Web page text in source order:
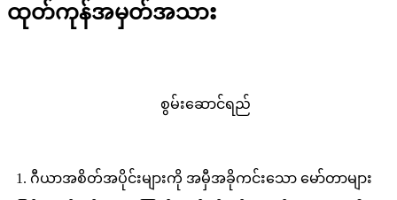
ထုတ်ကုန်အမှတ်အသား
စွမ်းဆောင်ရည်
1. ဂီယာအစိတ်အပိုင်းများကို အမှီအခိုကင်းသော မော်တာများ